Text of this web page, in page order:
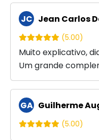
JC Jean Carlos
(5.00)
Muito explicativo,
Um grande
GA Guilherme
(5.00)